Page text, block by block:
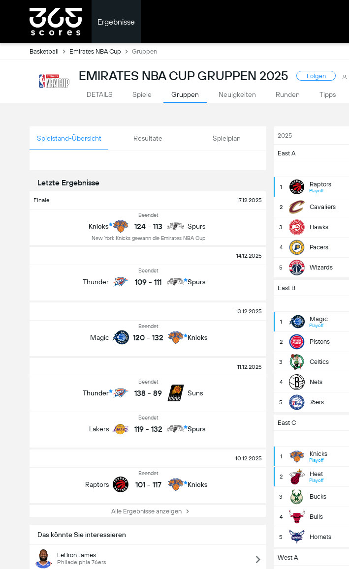
Ergebnisse
Basketball Emirates NBA Cup Gruppen
EMIRATES NBA CUP GRUPPEN 2025 Folgen
DETAILS Spiele Gruppen Neuigkeiten Runden Tipps
Spielstand-Übersicht Resultate Spielplan
Letzte Ergebnisse
Finale 17.12.2025
Knicks
Beendet
124 - 113
New York Knicks gewann die Emirates NBA Cup
Spurs
14.12.2025
Thunder
Beendet
109 - 111 Spurs
13.12.2025
Magic
Beendet
120 - 132 Knicks
11.12.2025
Thunder
Beendet
138 - 89 Suns
Lakers
Beendet
119 - 132 Spurs
10.12.2025
Raptors
Beendet
101 - 117 Knicks
Alle Ergebnisse anzeigen
Das könnte Sie interessieren
LeBron James
Philadelphia 76ers
2025
East A
1 Raptors
Playoff
2 Cavaliers
3 Hawks
4 Pacers
5 Wizards
East B
1 Magic
Playoff
2 Pistons
3 Celtics
4 Nets
5 76ers
East C
1 Knicks
Playoff
2 Heat
Playoff
3 Bucks
4 Bulls
5 Hornets
West A